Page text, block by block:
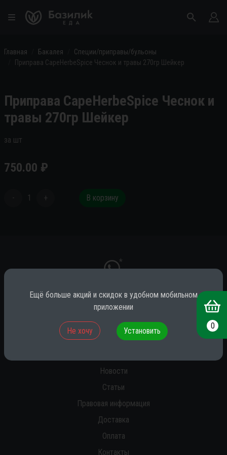
Главная Бакалея
Специи/приправы/бульоны
Приправа CapeHerbeSpice Чеснок и травы 270гр Шейкер
Приправа CapeHerbeSpice Чеснок и
травы 270гр Шейкер
за шт
750.00 ₽
- 1 + В корзину
*
* принадлежит компании Meta (признана экстремистской на территории
Новости
Статьи
Правовая информация
Доставка
Оплата
Контакты
0
Ещё больше акций и скидок в удобном мобильном
приложении
Не хочу Установить